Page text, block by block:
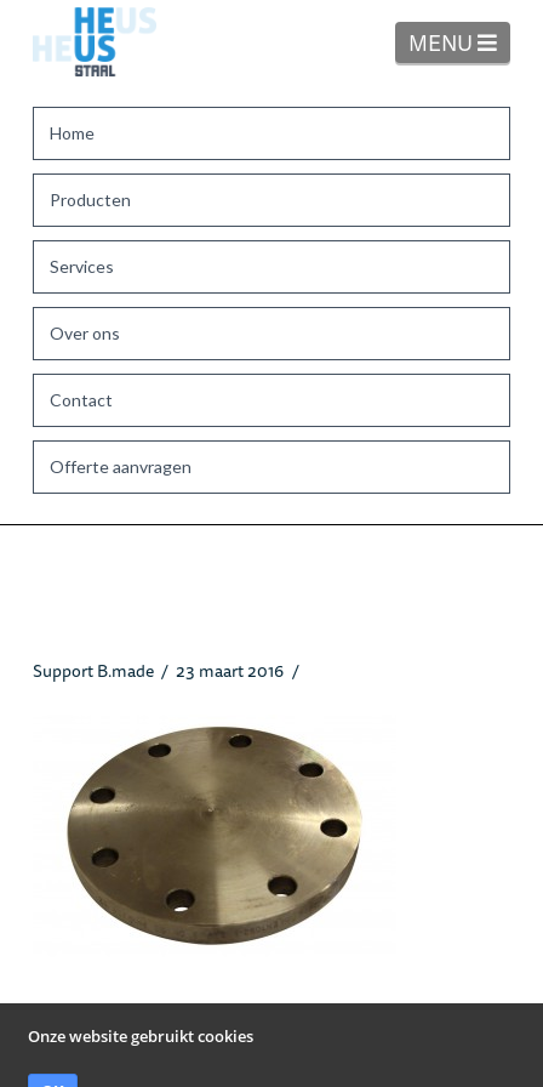
Onze website gebruikt cookies
MENU
Home
Producten
Services
Over ons
Contact
Offerte aanvragen
Support B.made 23 maart 2016